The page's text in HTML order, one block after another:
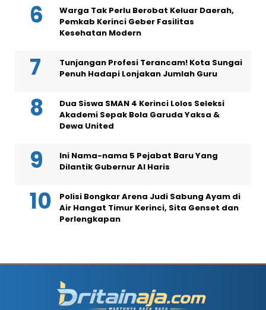
Warga Tak Perlu Berobat Keluar Daerah,
Pemkab Kerinci Geber Fasilitas
Kesehatan Modern
Tunjangan Profesi Terancam! Kota Sungai
Penuh Hadapi Lonjakan Jumlah Guru
Dua Siswa SMAN 4 Kerinci Lolos Seleksi
Akademi Sepak Bola Garuda Yaksa &
Dewa United
Ini Nama-nama 5 Pejabat Baru Yang
Dilantik Gubernur Al Haris
Polisi Bongkar Arena Judi Sabung Ayam di
Air Hangat Timur Kerinci, Sita Genset dan
Perlengkapan